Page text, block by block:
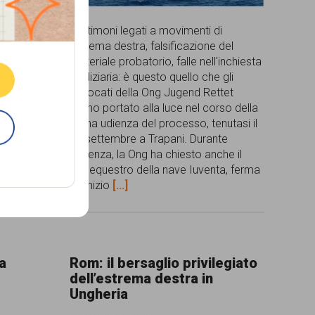
hanno
da
di
fra
in
gli
Testimoni legati a movimenti di
estrema destra, falsificazione del
materiale probatorio, falle nell'inchiesta
giudiziaria: è questo quello che gli
avvocati della Ong Jugend Rettet
hanno portato alla luce nel corso della
prima udienza del processo, tenutasi il
19 settembre a Trapani. Durante
l'udienza, la Ong ha chiesto anche il
dissequestro della nave Iuventa, ferma
da inizio [...]
Rom: il bersaglio privilegiato
dell’estrema destra in
Ungheria